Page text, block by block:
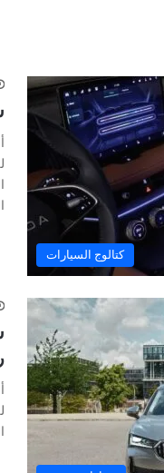
كتالوج السيارات